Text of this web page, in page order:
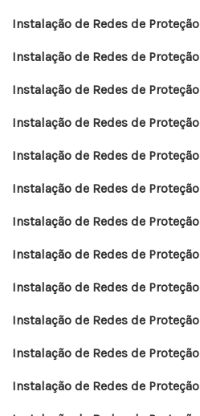
Instalação de Redes de Proteção
Instalação de Redes de Proteção
Instalação de Redes de Proteção
Instalação de Redes de Proteção
Instalação de Redes de Proteção
Instalação de Redes de Proteção
Instalação de Redes de Proteção
Instalação de Redes de Proteção
Instalação de Redes de Proteção
Instalação de Redes de Proteção
Instalação de Redes de Proteção
Instalação de Redes de Proteção